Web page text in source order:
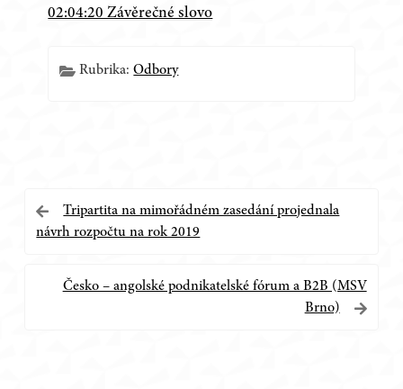
02:04:20 Závěrečné slovo
Rubrika:Odbory
Navigace
příspěvek
Tripartita na mimořádném zasedání projednala
návrh rozpočtu na rok 2019
Česko – angolské podnikatelské fórum a B2B (MSV
Brno)